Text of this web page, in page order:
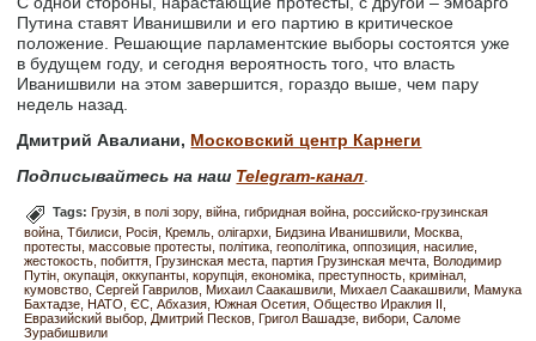
Путина ставят Иванишвили и его партию в критическое
положение. Решающие парламентские выборы состоятся уже
в будущем году, и сегодня вероятность того, что власть
Иванишвили на этом завершится, гораздо выше, чем пару
недель назад.
Дмитрий Авалиани, Московский центр Карнеги
Подписывайтесь на наш Telegram-канал
Tags: Грузія в полі зору війна гибридная война российско-грузинская
война Тбилиси Росія Кремль олігархи Бидзина Иванишвили Москва
протесты массовые протесты політика геополітика оппозиция насилие
жестокость побиття Грузинская места партия Грузинская мечта Володимир
Путін окупація оккупанты корупція економіка преступность кримінал
кумовство Сергей Гаврилов Михаил Саакашвили Михаел Саакашвили Мамука
Бахтадзе НАТО ЄС Абхазия Южная Осетия Общество Ираклия II
Евразийский выбор Дмитрий Песков Григол Вашадзе вибори Саломе
Зурабишвили